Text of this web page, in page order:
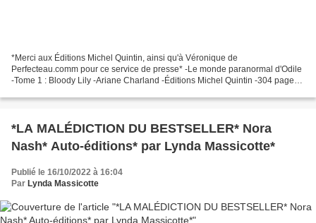
*Merci aux Éditions Michel Quintin, ainsi qu'à Véronique de
Perfecteau.comm pour ce service de presse* -Le monde paranormal d'Odile
-Tome 1 : Bloody Lily -Ariane Charland -Éditions Michel Quintin -304 pages -
*LA MALÉDICTION DU BESTSELLER* Nora
Nash* Auto-éditions* par Lynda Massicotte*
Publié le 16/10/2022 à 16:04
Par Lynda Massicotte